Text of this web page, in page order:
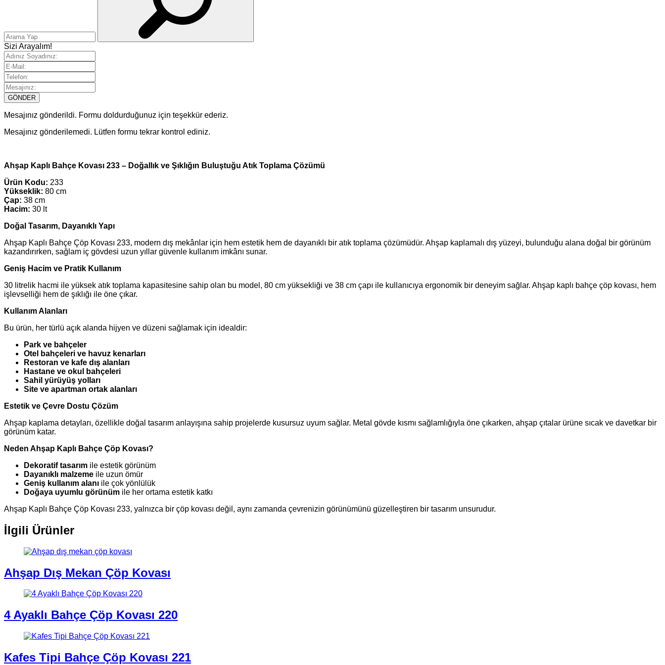
Sizi Arayalım!
GÖNDER
Mesajınız gönderildi. Formu doldurduğunuz için teşekkür ederiz.
Mesajınız gönderilemedi. Lütfen formu tekrar kontrol ediniz.
Ahşap Kaplı Bahçe Kovası 233 – Doğallık ve Şıklığın Buluştuğu Atık Toplama Çözümü
Ürün Kodu: 233
Yükseklik: 80 cm
Çap: 38 cm
Hacim: 30 lt
Doğal Tasarım, Dayanıklı Yapı
Ahşap Kaplı Bahçe Çöp Kovası 233, modern dış mekânlar için hem estetik hem de dayanıklı bir atık toplama çözümüdür. Ahşap kaplamalı dış yüzeyi, bulunduğu alana doğal bir görünüm
kazandırırken, sağlam iç gövdesi uzun yıllar güvenle kullanım imkânı sunar.
Geniş Hacim ve Pratik Kullanım
30 litrelik hacmi ile yüksek atık toplama kapasitesine sahip olan bu model, 80 cm yüksekliği ve 38 cm çapı ile kullanıcıya ergonomik bir deneyim sağlar. Ahşap kaplı bahçe çöp kovası, hem
işlevselliği hem de şıklığı ile öne çıkar.
Kullanım Alanları
Bu ürün, her türlü açık alanda hijyen ve düzeni sağlamak için idealdir:
Park ve bahçeler
Otel bahçeleri ve havuz kenarları
Restoran ve kafe dış alanları
Hastane ve okul bahçeleri
Sahil yürüyüş yolları
Site ve apartman ortak alanları
Estetik ve Çevre Dostu Çözüm
Ahşap kaplama detayları, özellikle doğal tasarım anlayışına sahip projelerde kusursuz uyum sağlar. Metal gövde kısmı sağlamlığıyla öne çıkarken, ahşap çıtalar ürüne sıcak ve davetkar bir
görünüm katar.
Neden Ahşap Kaplı Bahçe Çöp Kovası?
Dekoratif tasarım ile estetik görünüm
Dayanıklı malzeme ile uzun ömür
Geniş kullanım alanı ile çok yönlülük
Doğaya uyumlu görünüm ile her ortama estetik katkı
Ahşap Kaplı Bahçe Çöp Kovası 233, yalnızca bir çöp kovası değil, aynı zamanda çevrenizin görünümünü güzelleştiren bir tasarım unsurudur.
İlgili Ürünler
Ahşap Dış Mekan Çöp Kovası
4 Ayaklı Bahçe Çöp Kovası 220
Kafes Tipi Bahçe Çöp Kovası 221